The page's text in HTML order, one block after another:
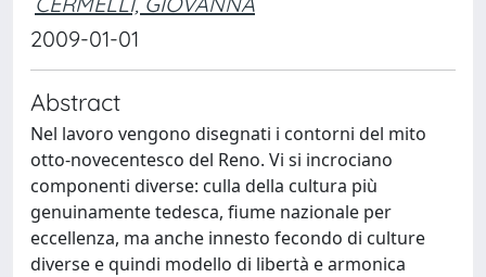
2009-01-01
Abstract
Nel lavoro vengono disegnati i contorni del mito
otto-novecentesco del Reno. Vi si incrociano
componenti diverse: culla della cultura più
genuinamente tedesca, fiume nazionale per
eccellenza, ma anche innesto fecondo di culture
diverse e quindi modello di libertà e armonica